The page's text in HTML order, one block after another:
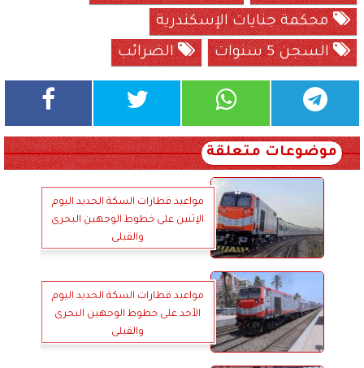
محكمة جنايات الإسكندرية
السجن 5 سنوات
الضرائب
موضوعات متعلقة
مواعيد قطارات السكة الحديد اليوم
الإثنين على خطوط الوجهين البحرى
والقبلى
مواعيد قطارات السكة الحديد اليوم
الأحد على خطوط الوجهين البحرى
والقبلى